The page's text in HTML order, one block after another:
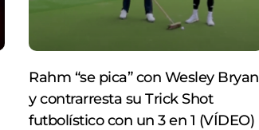
Rahm “se pica” con Wesley Bryan
y contrarresta su Trick Shot
futbolístico con un 3 en 1 (VÍDEO)